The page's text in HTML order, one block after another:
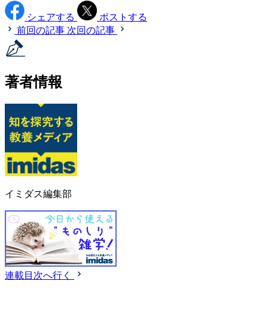
シェアする
ポストする
前回の記事 次回の記事
著者情報
イミダス編集部
連載目次へ行く